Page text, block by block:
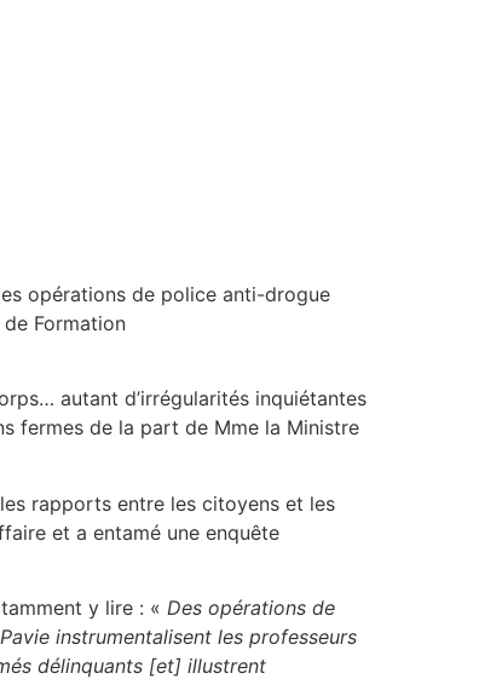
opérations de police anti-drogue
Formation
autant d’irrégularités inquiétantes
fermes de la part de Mme la Ministre
rapports entre les citoyens et les
et a entamé une enquête
y lire : « Des opérations de
instrumentalisent les professeurs
délinquants [et] illustrent